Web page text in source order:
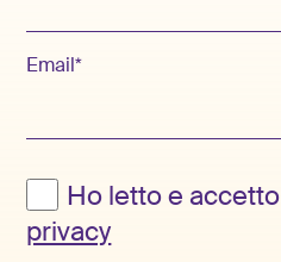
Email*
Ho letto e
privacy